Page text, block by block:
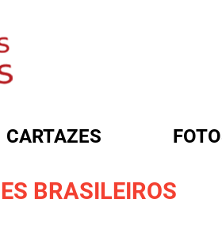
CARTAZES
BRASILEIROS
DE BUSCA